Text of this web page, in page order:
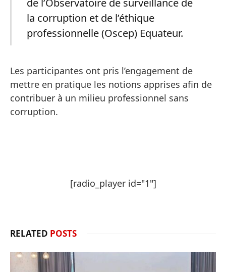
la corruption et de l’éthique
professionnelle (Oscep) Equateur.
Les participantes ont pris l’engagement de
mettre en pratique les notions apprises afin de
contribuer à un milieu professionnel sans
corruption.
[radio_player id="1"]
RELATED POSTS